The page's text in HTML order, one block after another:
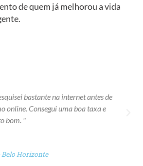
de quem já melhorou a vida
bastante na internet antes de
online. Consegui uma boa taxa e
bom. "
Belo Horizonte